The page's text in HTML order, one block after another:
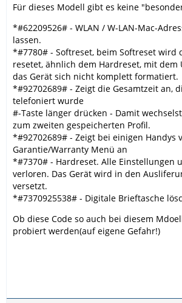
Für dieses Modell gibt es keine
*#62209526# - WLAN / W-LAN-Mac-
lassen.
*#7780# - Softreset, beim Softreset wird
resetet, ähnlich dem Hardreset, mit dem
das Gerät sich nicht komplett formatiert.
*#92702689# - Zeigt die Gesamtzeit an,
telefoniert wurde
#-Taste länger drücken - Damit
zum zweiten gespeicherten Profil.
*#92702689# - Zeigt bei einigen Handys
Garantie/Warranty Menü an
*#7370# - Hardreset. Alle Einstellungen
verloren. Das Gerät wird in den
versetzt.
*#7370925538# - Digitale Brieftasche
Ob diese Code so auch bei diesem
probiert werden(auf eigene Gefahr!)